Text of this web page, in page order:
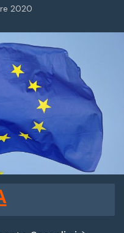
2020
Aumentar
tamaño